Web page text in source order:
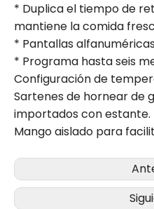
* Duplica el tiempo de
mantiene la comida
* Pantallas
* Programa hasta seis
Configuración de
Sartenes de hornear de
importados con estante.
Mango aislado para